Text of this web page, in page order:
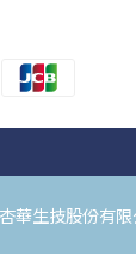
華生技股份有